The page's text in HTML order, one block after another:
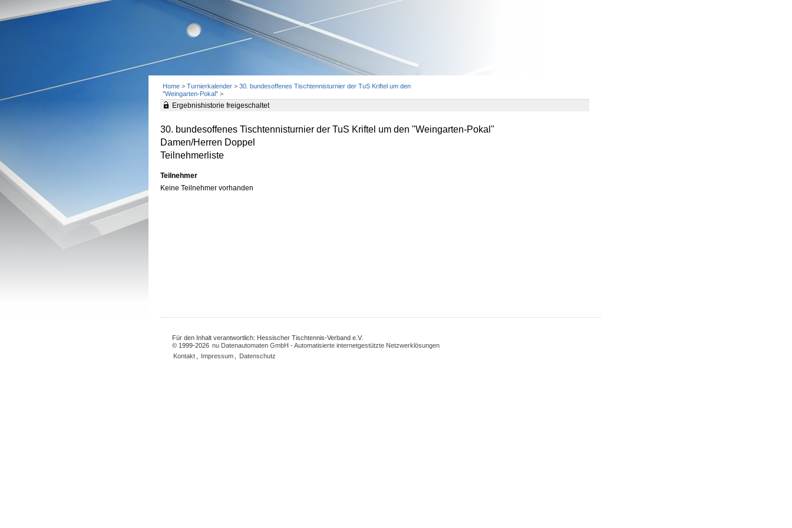
Home > Turnierkalender > 30. bundesoffenes Tischtennisturnier der TuS Kriftel um den
"Weingarten-Pokal" >
Ergebnishistorie freigeschaltet
30. bundesoffenes Tischtennisturnier der TuS Kriftel um den "Weingarten-Pokal"
Damen/Herren Doppel
Teilnehmerliste
Teilnehmer
Keine Teilnehmer vorhanden
Für den Inhalt verantwortlich: Hessischer Tischtennis-Verband e.V.
© 1999-2026 nu Datenautomaten GmbH - Automatisierte internetgestützte Netzwerklösungen
Kontakt
Impressum Datenschutz